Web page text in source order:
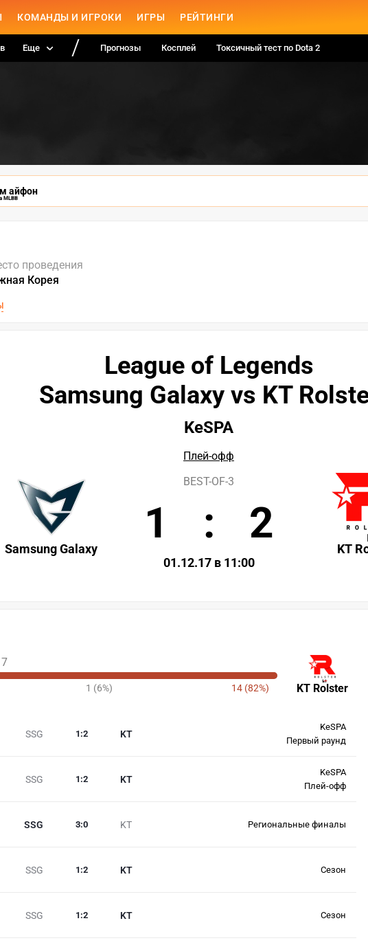
КОМАНДЫ И ИГРОКИ ИГРЫ РЕЙТИНГИ
Еще Прогнозы Косплей Токсичный тест по Dota 2
айфон
MLBB
проведения
Корея
League of Legends
Samsung Galaxy vs KT
KeSPA
Плей-офф
Samsung Galaxy KT
BEST-OF-3
1 : 2
01.12.17 в 11:00
KT Rolster
1 (6%) 14 (82%)
SSG KT
1 :2
KeSPA
Первый раунд
SSG KT
1 :2
KeSPA
Плей-офф
SSG KT
3:0 Региональные финалы
SSG KT
1 :2 Сезон
SSG KT
1 :2 Сезон